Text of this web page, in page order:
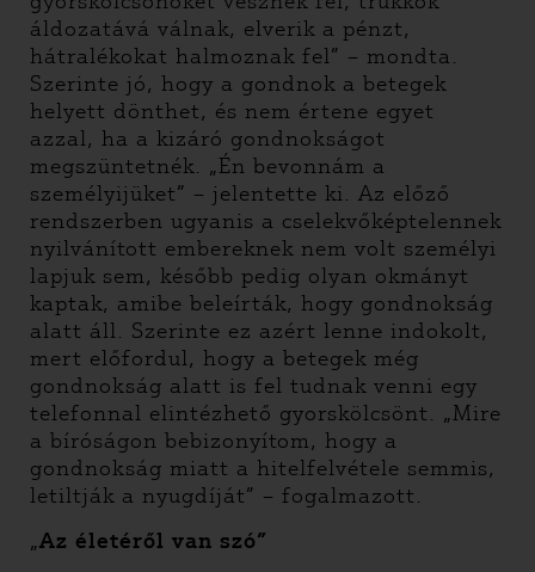
áldozatává válnak, elverik a pénzt,
hátralékokat halmoznak fel” – mondta.
Szerinte jó, hogy a gondnok a betegek
helyett dönthet, és nem értene egyet
azzal, ha a kizáró gondnokságot
megszüntetnék. „Én bevonnám a
személyijüket” – jelentette ki. Az előző
rendszerben ugyanis a cselekvőképtelennek
nyilvánított embereknek nem volt személyi
lapjuk sem, később pedig olyan okmányt
kaptak, amibe beleírták, hogy gondnokság
alatt áll. Szerinte ez azért lenne indokolt,
mert előfordul, hogy a betegek még
gondnokság alatt is fel tudnak venni egy
telefonnal elintézhető gyorskölcsönt. „Mire
a bíróságon bebizonyítom, hogy a
gondnokság miatt a hitelfelvétele semmis,
letiltják a nyugdíját” – fogalmazott.
„Az életéről van szó”